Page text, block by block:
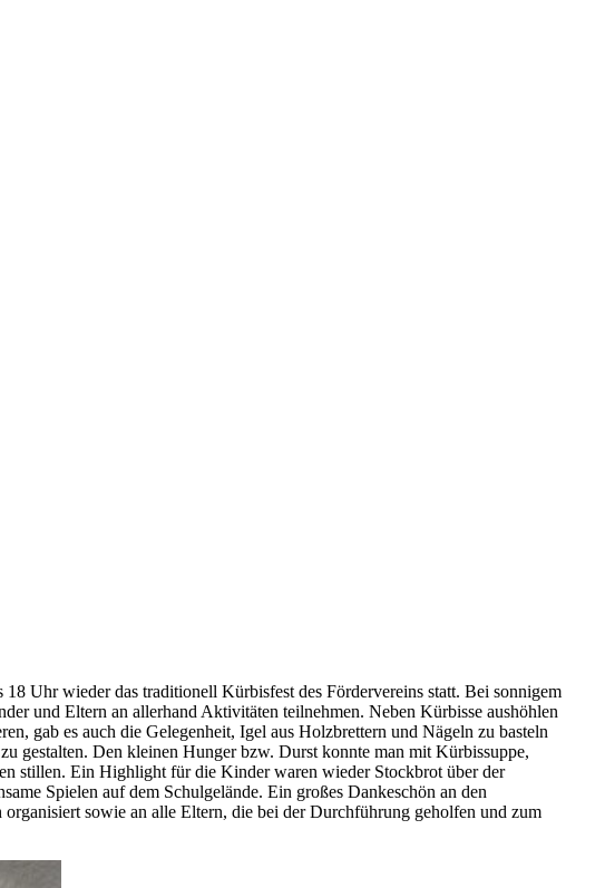
Uhr wieder das traditionell Kürbisfest des Fördervereins statt. Bei sonnigem
und Eltern an allerhand Aktivitäten teilnehmen. Neben Kürbisse aushöhlen
gab es auch die Gelegenheit, Igel aus Holzbrettern und Nägeln zu basteln
gestalten. Den kleinen Hunger bzw. Durst konnte man mit Kürbissuppe,
stillen. Ein Highlight für die Kinder waren wieder Stockbrot über der
Spielen auf dem Schulgelände. Ein großes Dankeschön an den
sowie an alle Eltern, die bei der Durchführung geholfen und zum